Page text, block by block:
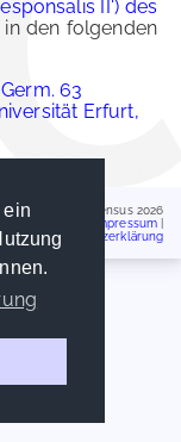
ein
II') des
den folgenden
63
Erfurt,
Handschriftencensus 2026
Impressum
Datenschutzerklärung